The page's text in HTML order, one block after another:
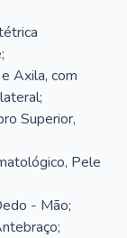
Axila, com
Superior,
Pele
- Mão;